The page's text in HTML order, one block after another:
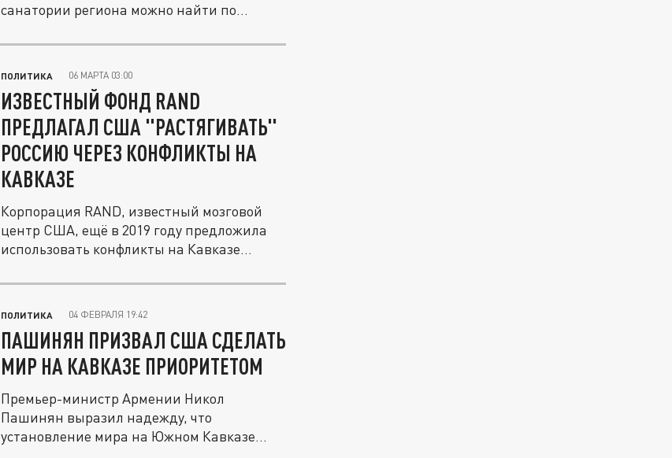
санатории региона можно найти по
ПОЛИТИКА 06 МАРТА 03:00
ИЗВЕСТНЫЙ ФОНД RAND
ПРЕДЛАГАЛ США "РАСТЯГИВАТЬ"
РОССИЮ ЧЕРЕЗ КОНФЛИКТЫ НА
КАВКАЗЕ
Корпорация RAND, известный мозговой
центр США, ещё в 2019 году предложила
использовать конфликты на Кавказе...
ПОЛИТИКА 04 ФЕВРАЛЯ 19:42
ПАШИНЯН ПРИЗВАЛ США СДЕЛАТЬ
МИР НА КАВКАЗЕ ПРИОРИТЕТОМ
Премьер-министр Армении Никол
Пашинян выразил надежду, что
установление мира на Южном Кавказе